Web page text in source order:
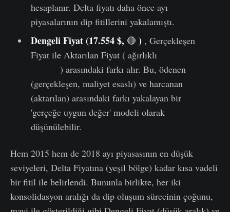
hesaplanır. Delta fiyatı daha önce ayı
piyasalarının dip fitillerini yakalamıştı.
Dengeli Fiyat (17.554 $, 🔴 ) , Gerçekleşen
Fiyat ile Aktarılan Fiyat ( ağırlıklı
) arasındaki farkı alır. Bu, ödenen
(gerçekleşen, maliyet esaslı) ve harcanan
(aktarılan) arasındaki farkı yakalayan bir
'gerçeğe uygun değer' modeli olarak
düşünülebilir.
Hem 2015 hem de 2018 ayı piyasasının en düşük
seviyeleri, Delta Fiyatına (yeşil bölge) kadar kısa vadeli
bir fitil ile belirlendi. Bununla birlikte, her iki
konsolidasyon aralığı da dip oluşum sürecinin çoğunu,